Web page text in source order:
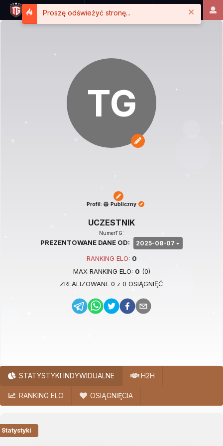
TG
Profil: Publiczny
UCZESTNIK
NumerTG:
PREZENTOWANE DANE OD: 2025-08-07
RANKING ELO: 0
MAX RANKING ELO: 0 (0)
ZREALIZOWANE 0 z 0 OSIĄGNIĘĆ
STATYSTYKI INDYWIDUALNE H2H
RANKING ELO OSIĄGNIĘCIA
Statystyki
Proszę odświeżyć stronę... Close